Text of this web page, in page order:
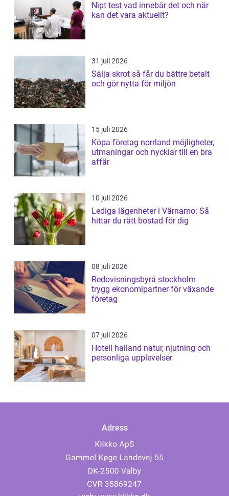
Nipt test vad innebär det och när
kan det vara aktuellt?
31 juli 2026
Sälja skrot så får du bättre betalt
och gör nytta för miljön
15 juli 2026
Köpa företag norrland möjligheter,
utmaningar och nycklar till en bra
affär
10 juli 2026
Lediga lägenheter i Värnamo: Så
hittar du rätt bostad för dig
08 juli 2026
Redovisningsbyrå stockholm
trygg ekonomipartner för växande
företag
07 juli 2026
Hotell halland natur, njutning och
personliga upplevelser
Adress